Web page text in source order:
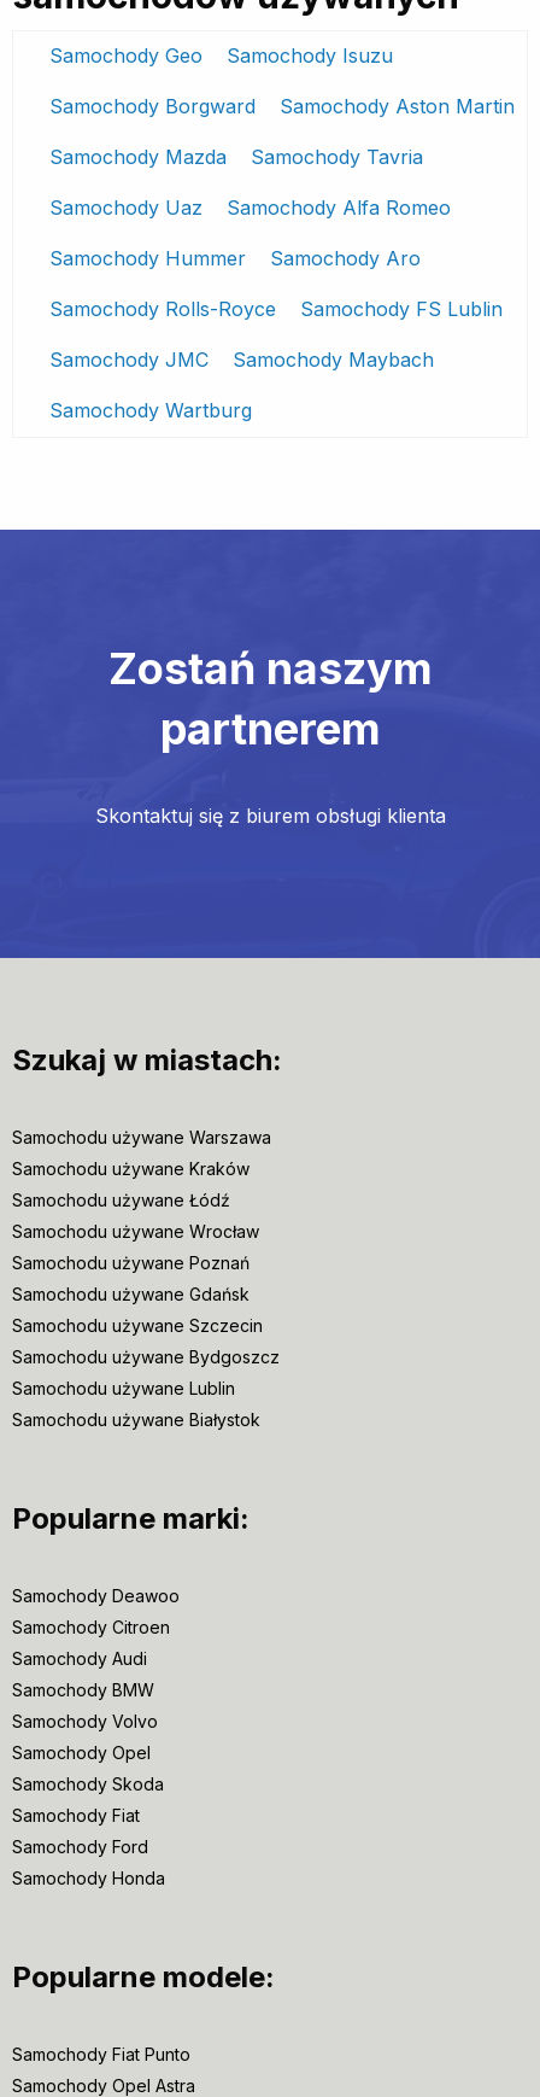
Samochody Geo Samochody Isuzu
Samochody Borgward Samochody Aston Martin
Samochody Mazda Samochody Tavria
Samochody Uaz Samochody Alfa Romeo
Samochody Hummer Samochody Aro
Samochody Rolls-Royce Samochody FS Lublin
Samochody JMC Samochody Maybach
Samochody Wartburg
Zostań naszym
partnerem
Skontaktuj się z biurem obsługi klienta
Szukaj w miastach:
Samochodu używane Warszawa
Samochodu używane Kraków
Samochodu używane Łódź
Samochodu używane Wrocław
Samochodu używane Poznań
Samochodu używane Gdańsk
Samochodu używane Szczecin
Samochodu używane Bydgoszcz
Samochodu używane Lublin
Samochodu używane Białystok
Popularne marki:
Samochody Deawoo
Samochody Citroen
Samochody Audi
Samochody BMW
Samochody Volvo
Samochody Opel
Samochody Skoda
Samochody Fiat
Samochody Ford
Samochody Honda
Popularne modele:
Samochody Fiat Punto
Samochody Opel Astra